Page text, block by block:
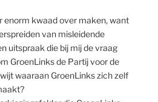
enorm kwaad over maken, want
van misleidende
uitspraak die bij mij de vraag
GroenLinks de Partij voor de
waaraan GroenLinks zich zelf